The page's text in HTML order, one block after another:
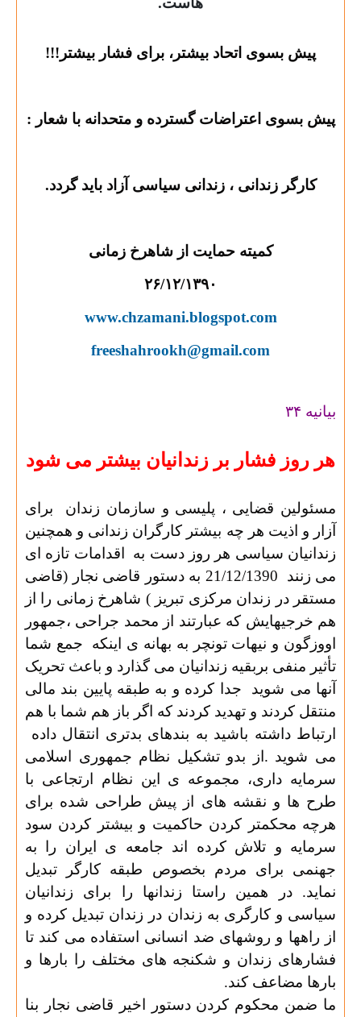
پیش بسوی اتحاد بیشتر، برای فشار بیشتر!!!
پیش بسوی اعتراضات گسترده و متحدانه با شعار :
کارگر زندانی ، زندانی سیاسی آزاد باید گردد.
کمیته حمایت از شاهرخ زمانی
۲۶/۱۲/۱۳۹۰
www.chzamani.blogspot.com
freeshahrookh@gmail.com
بیانیه ۳۴
هر روز فشار بر زندانیان بیشتر می شود
مسئولین قضایی ، پلیسی و سازمان زندان
برای
آزار و اذیت هر چه بیشتر کارگران زندانی و همچنین
زندانیان سیاسی هر روز دست به اقدامات تازه ای
می زنند
21/12/1390 به دستور قاضی نجار (قاضی
مستقر در زندان مرکزی تبریز ) شاهرخ زمانی را از
هم خرجیهایش که عبارتند از محمد جراحی ،جمهور
اووزگون و نیهات تونچر به بهانه ی اینکه
جمع شما
تأثیر منفی بربقیه زندانیان می گذارد و باعث تحریک
آنها می شوید
جدا کرده و به طبقه پایین بند مالی
منتقل کردند و تهدید کردند که اگر باز هم شما با هم
ارتباط داشته باشید به بندهای بدتری انتقال داده
می شوید .از بدو تشکیل نظام جمهوری اسلامی
سرمایه داری، مجموعه ی این نظام ارتجاعی با
طرح ها و نقشه های از پیش طراحی شده برای
هرچه محکمتر کردن حاکمیت و بیشتر کردن سود
سرمایه و تلاش کرده اند جامعه ی ایران را به
جهنمی برای مردم بخصوص طبقه کارگر تبدیل
نماید. در همین راستا زندانها را برای زندانیان
سیاسی و کارگری به زندان در زندان تبدیل کرده و
از راهها و روشهای ضد انسانی استفاده می کند تا
فشارهای زندان و شکنجه های مختلف را بارها و
بارها مضاعف کند.
ما ضمن محکوم کردن دستور اخیر قاضی نجار بنا